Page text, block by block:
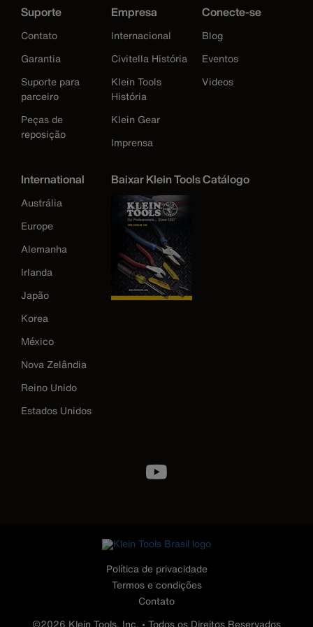
Suporte
Contato
Garantia
Suporte para
parceiro
Peças de
reposição
Empresa
Internacional
Civitella História
Klein Tools
História
Klein Gear
Imprensa
Conecte-se
Blog
Eventos
Videos
International
Austrália
Europe
Alemanha
Irlanda
Japão
Korea
México
Nova Zelândia
Reino Unido
Estados Unidos
Baixar Klein Tools Catálogo
Política de privacidade
Termos e condições
Contato
©2026 Klein Tools, Inc. • Todos os Direitos Reservados